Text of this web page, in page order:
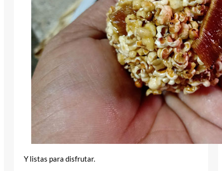
Y listas para disfrutar.